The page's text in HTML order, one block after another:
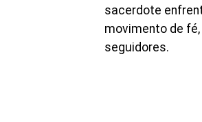
sacerdote
movimento de
seguidores.